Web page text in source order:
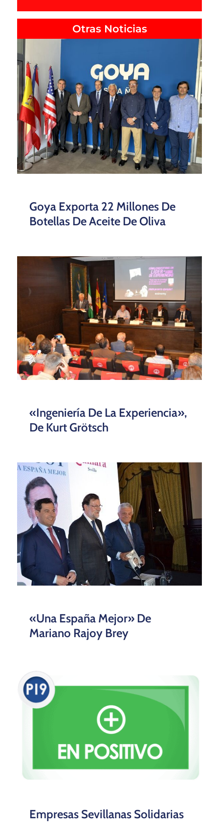
Otras Noticias
Goya Exporta 22 Millones De
Botellas De Aceite De Oliva
«Ingeniería De La Experiencia»,
De Kurt Grötsch
«Una España Mejor» De
Mariano Rajoy Brey
Empresas Sevillanas Solidarias